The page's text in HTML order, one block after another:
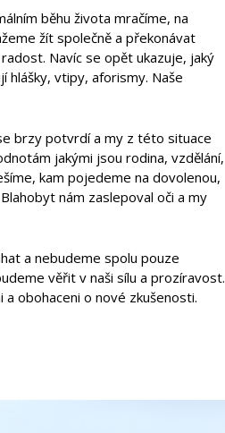
běhu života mračíme, na
žít společně a překonávat
Navíc se opět ukazuje, jaký
hlášky, vtipy, aforismy. Naše
brzy potvrdí a my z této situace
jakými jsou rodina, vzdělání,
kam pojedeme na dovolenou,
nám zaslepoval oči a my
a nebudeme spolu pouze
věřit v naši sílu a prozíravost.
obohaceni o nové zkušenosti.